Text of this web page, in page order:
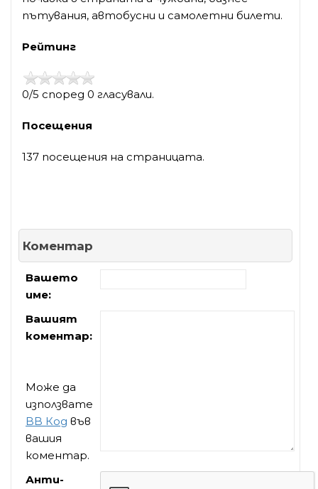
пътувания, автобусни и самолетни билети.
Рейтинг
0/5 според 0 гласували.
Посещения
137 посещения на страницата.
Коментар
Вашето
име:
Вашият
коментар:
Може да
използвате
BB Код във
вашия
коментар.
Анти-